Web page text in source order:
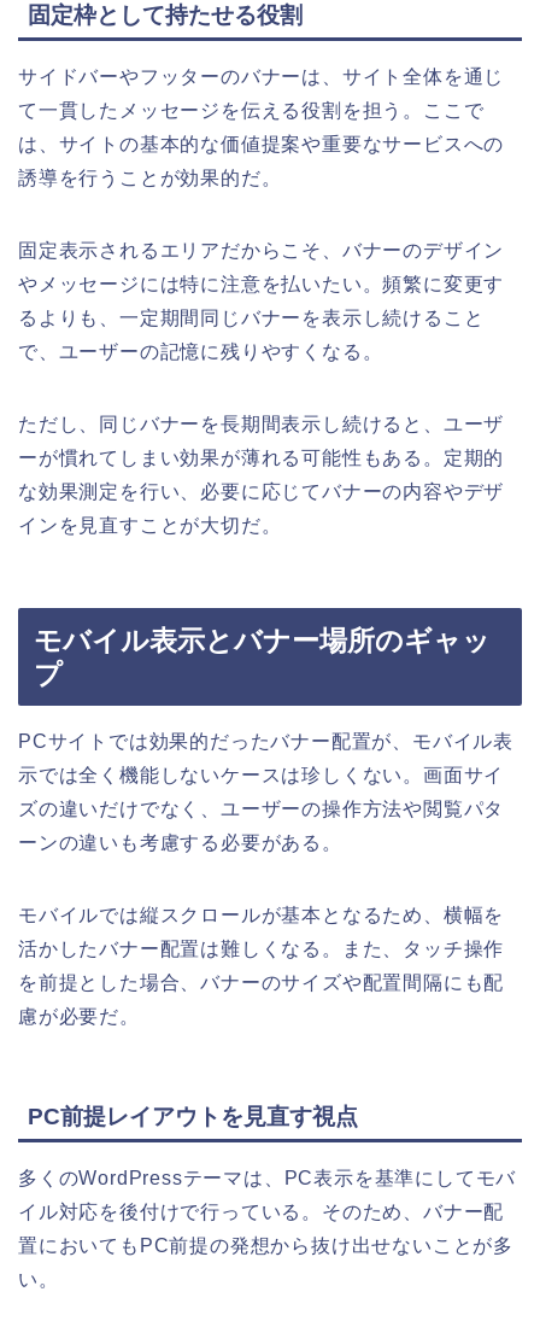
固定枠として持たせる役割
サイドバーやフッターのバナーは、サイト全体を通じ
て一貫したメッセージを伝える役割を担う。ここで
は、サイトの基本的な価値提案や重要なサービスへの
誘導を行うことが効果的だ。
固定表示されるエリアだからこそ、バナーのデザイン
やメッセージには特に注意を払いたい。頻繁に変更す
るよりも、一定期間同じバナーを表示し続けること
で、ユーザーの記憶に残りやすくなる。
ただし、同じバナーを長期間表示し続けると、ユーザ
ーが慣れてしまい効果が薄れる可能性もある。定期的
な効果測定を行い、必要に応じてバナーの内容やデザ
インを見直すことが大切だ。
モバイル表示とバナー場所のギャッ
プ
PCサイトでは効果的だったバナー配置が、モバイル表
示では全く機能しないケースは珍しくない。画面サイ
ズの違いだけでなく、ユーザーの操作方法や閲覧パタ
ーンの違いも考慮する必要がある。
モバイルでは縦スクロールが基本となるため、横幅を
活かしたバナー配置は難しくなる。また、タッチ操作
を前提とした場合、バナーのサイズや配置間隔にも配
慮が必要だ。
PC前提レイアウトを見直す視点
多くのWordPressテーマは、PC表示を基準にしてモバ
イル対応を後付けで行っている。そのため、バナー配
置においてもPC前提の発想から抜け出せないことが多
い。